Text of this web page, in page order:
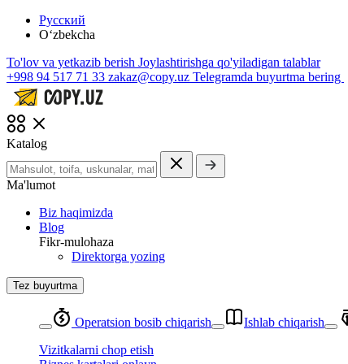
Русский
O‘zbekcha
To'lov va yetkazib berish Joylashtirishga qo'yiladigan talablar
+998 94 517 71 33 zakaz@copy.uz Telegramda buyurtma bering
Katalog
Ma'lumot
Biz haqimizda
Blog
Fikr-mulohaza
Direktorga yozing
Tez buyurtma
Operatsion bosib chiqarish Ishlab chiqarish
Vizitkalarni chop etish